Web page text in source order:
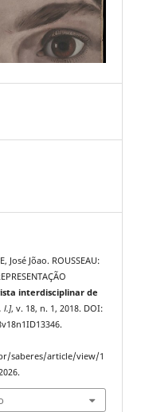
José Jõao. ROUSSEAU:
interdisciplinar de
l.], v. 18, n. 1, 2018. DOI:
saberes/article/view/1